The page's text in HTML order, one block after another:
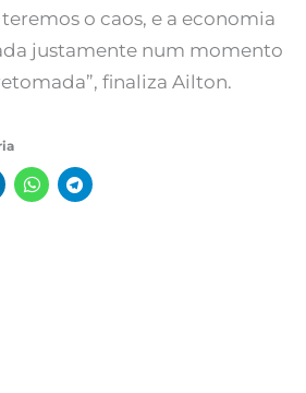
o caos, e a economia
justamente num momento
finaliza Ailton.